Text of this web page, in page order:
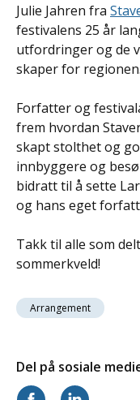
Julie Jahren fra
festivalens 25 år
utfordringer og de
skaper for regionen.
Forfatter og
frem hvordan
skapt stolthet og
innbyggere og
bidratt til å sette
og hans eget
Takk til alle som
sommerkveld!
Arrangement
Del på sosiale